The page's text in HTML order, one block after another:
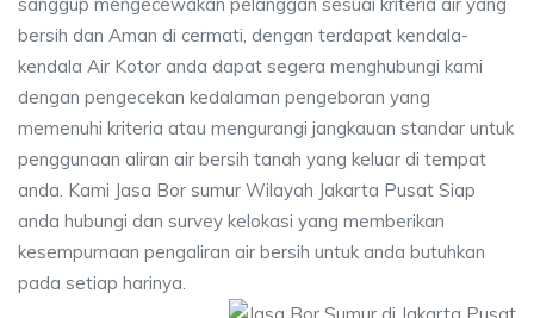
bersih dan Aman di cermati, dengan terdapat kendala-
kendala Air Kotor anda dapat segera menghubungi kami
dengan pengecekan kedalaman pengeboran yang
memenuhi kriteria atau mengurangi jangkauan standar untuk
penggunaan aliran air bersih tanah yang keluar di tempat
anda. Kami Jasa Bor sumur Wilayah Jakarta Pusat Siap
anda hubungi dan survey kelokasi yang memberikan
kesempurnaan pengaliran air bersih untuk anda butuhkan
pada setiap harinya.